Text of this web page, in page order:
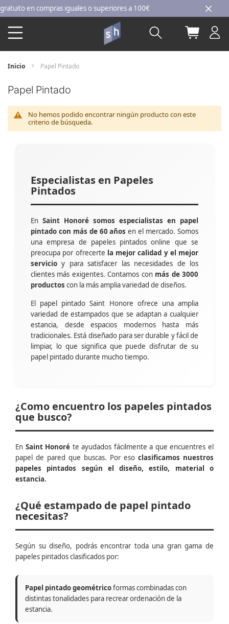
Ir
al
contenido
en compras iguales o superiores a 100€
Buscar Mi
Inicio Papel Pintado
Papel Pintado
No hemos podido encontrar ningún producto con este
criterio de búsqueda.
Especialistas en Papeles
Pintados
En Saint Honoré somos especialistas en papel
pintado con más de 60 años en el mercado. Somos
una empresa de papeles pintados online que se
preocupa por ofrecerte la mejor calidad y el mejor
servicio y para satisfacer las necesidades de los
clientes más exigentes. Contamos con más de 3000
productos con la más amplia variedad de diseños.
El papel pintado Saint Honore ofrece una amplia
variedad de estampados que se adaptan a cualquier
estancia, desde espacios modernos hasta más
tradicionales. Está diseñado para ser durable y fácil de
limpiar, lo que significa que puede disfrutar de su
papel pintado durante mucho tiempo.
¿Como encuentro los papeles pintados
que busco?
En Saint Honoré te ayudados fácilmente a que encuentres el
papel de pared que buscas. Por eso clasificamos nuestros
papeles pintados según el diseño, estilo, material o
estancia.
¿Qué estampado de papel pintado
necesitas?
Según su diseño, podrás encontrar toda una gran gama de
papeles pintados clasificados por:
Papel pintado geométricoformas combinadas con
distintas tonalidades para recrear ordenación de la
estancia.